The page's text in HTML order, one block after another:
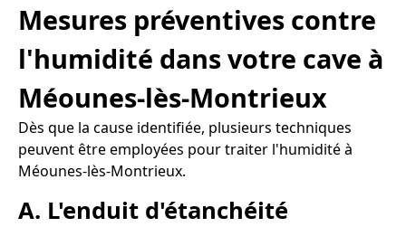
Mesures préventives contre
l'humidité dans votre cave à
Méounes-lès-Montrieux
Dès que la cause identifiée, plusieurs techniques
peuvent être employées pour traiter l'humidité à
Méounes-lès-Montrieux.
A. L'enduit d'étanchéité